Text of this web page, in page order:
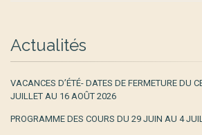
Actualités
VACANCES D’ÉTÉ- DATES DE FERMETURE DU
JUILLET AU 16 AOÛT 2026
PROGRAMME DES COURS DU 29 JUIN AU 4